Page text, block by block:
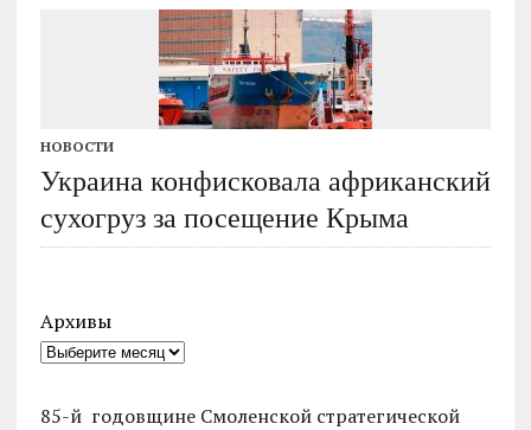
НОВОСТИ
Украина конфисковала африканский
сухогруз за посещение Крыма
Архивы
85-й годовщине Смоленской стратегической